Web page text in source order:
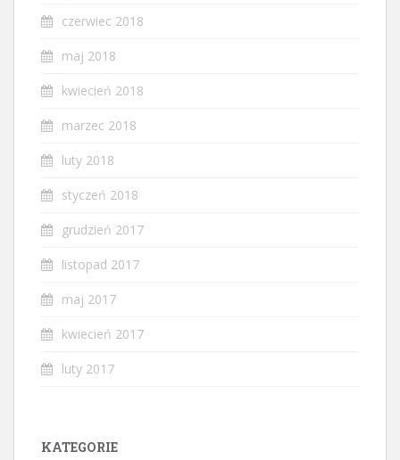
czerwiec 2018
maj 2018
kwiecień 2018
marzec 2018
luty 2018
styczeń 2018
grudzień 2017
listopad 2017
maj 2017
kwiecień 2017
luty 2017
KATEGORIE